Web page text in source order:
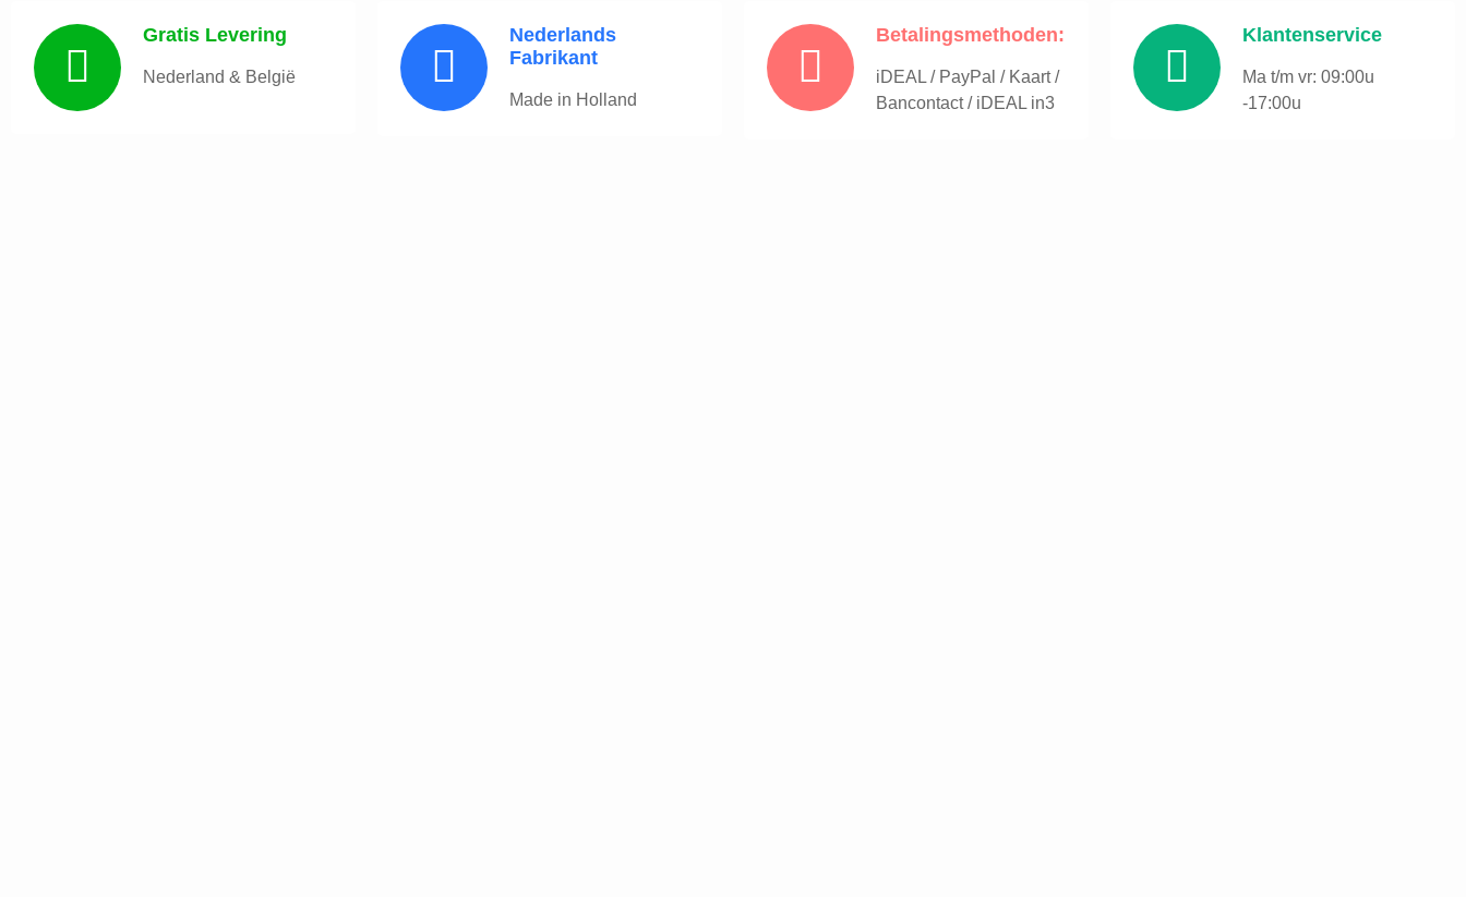
Gratis Levering
Nederland & België
Nederlands
Fabrikant
Made in Holland
Betalingsmethoden:
iDEAL / PayPal / Kaart /
Bancontact / iDEAL in3
Klantenservice
Ma t/m vr: 09:00u
-17:00u